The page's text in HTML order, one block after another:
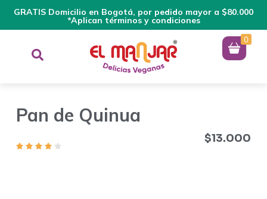
GRATIS Domicilio en Bogotá, por pedido mayor a $80.000
*Aplican términos y condiciones
Pan de Quinua
$13.000
0